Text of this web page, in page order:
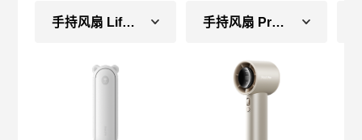
手持风扇 Life8（常规款） 手持风扇 Pro1S